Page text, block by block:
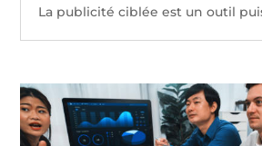
La publicité ciblée est un outil